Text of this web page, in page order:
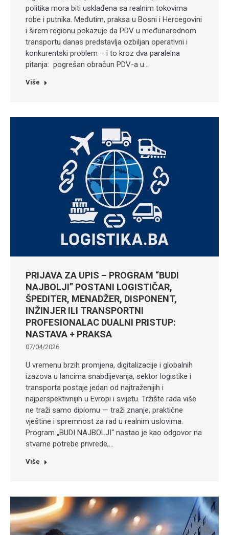
politika mora biti usklađena sa realnim tokovima
robe i putnika. Međutim, praksa u Bosni i Hercegovini
i širem regionu pokazuje da PDV u međunarodnom
transportu danas predstavlja ozbiljan operativni i
konkurentski problem – i to kroz dva paralelna
pitanja: pogrešan obračun PDV-a u…
Više
PRIJAVA ZA UPIS – PROGRAM “BUDI
NAJBOLJI” POSTANI LOGISTIČAR,
ŠPEDITER, MENADŽER, DISPONENT,
INŽINJER ILI TRANSPORTNI
PROFESIONALAC DUALNI PRISTUP:
NASTAVA + PRAKSA
07/04/2026
U vremenu brzih promjena, digitalizacije i globalnih
izazova u lancima snabdijevanja, sektor logistike i
transporta postaje jedan od najtraženijih i
najperspektivnijih u Evropi i svijetu. Tržište rada više
ne traži samo diplomu — traži znanje, praktične
vještine i spremnost za rad u realnim uslovima.
Program „BUDI NAJBOLJI“ nastao je kao odgovor na
stvarne potrebe privrede,…
Više